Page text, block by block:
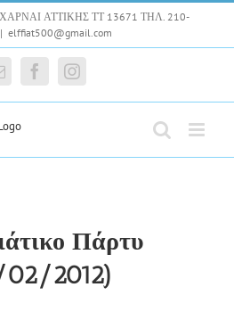
ΑΤΤΙΚΗΣ ΤΤ 13671 ΤΗΛ. 210-
| elffiat500@gmail.com
FacebookInstagram
Πάρτυ
2012)